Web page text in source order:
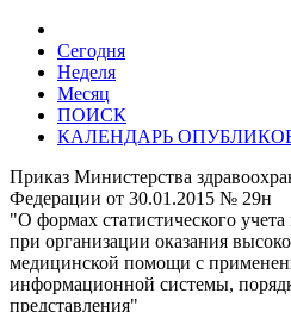
Сегодня
Неделя
Месяц
ПОИСК
КАЛЕНДАРЬ
Приказ Министерства
Федерации от 30.01.2015 № 29н
"О формах статистического
при организации оказания
медицинской помощи с
информационной системы,
представления"